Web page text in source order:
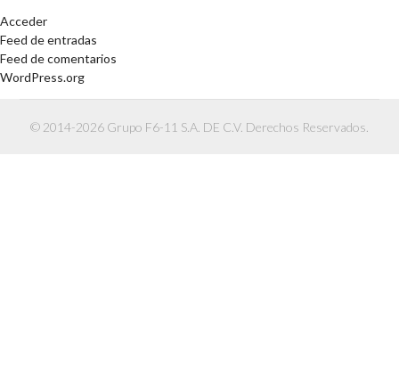
Acceder
Feed de entradas
Feed de comentarios
WordPress.org
© 2014-2026 Grupo F6-11 S.A. DE C.V. Derechos Reservados.